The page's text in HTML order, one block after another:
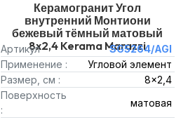
Керамогранит Угол
внутренний Монтиони
бежевый тёмный матовый
8x2,4 Kerama Marazzi
Артикул
SG5264/AGI
Применение :
Угловой элемент
Размер, см :
8x2,4
Поверхность
:
матовая